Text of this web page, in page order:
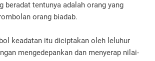
beradat tentunya adalah orang yang
orang biadab.
keadatan itu diciptakan oleh leluhur
mengedepankan dan menyerap nilai-